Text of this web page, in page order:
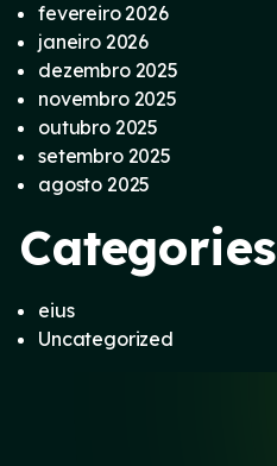
fevereiro 2026
janeiro 2026
dezembro 2025
novembro 2025
outubro 2025
setembro 2025
agosto 2025
Categories
eius
Uncategorized